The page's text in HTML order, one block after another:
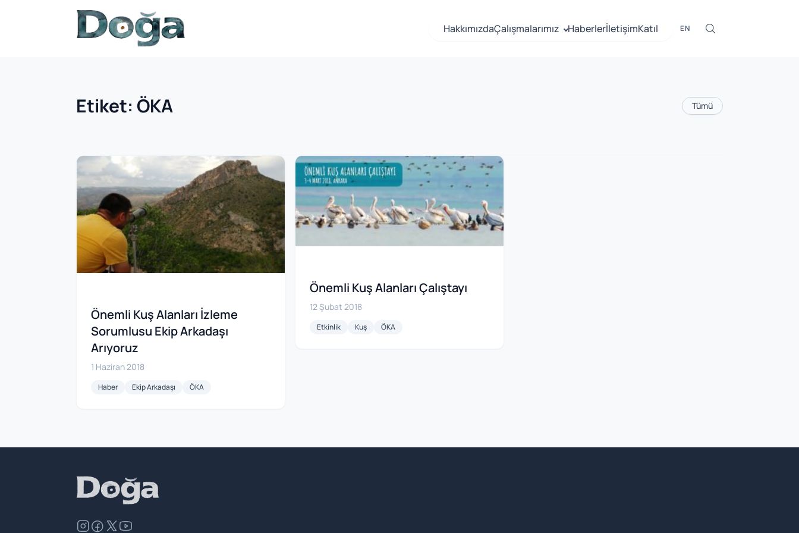
HakkımızdaÇalışmalarımız HaberlerİletişimKatıl EN
Etiket: ÖKA Tümü
Önemli Kuş Alanları İzleme
Sorumlusu Ekip Arkadaşı
Arıyoruz
1 Haziran 2018
Haber Ekip Arkadaşı ÖKA
Önemli Kuş Alanları Çalıştayı
12 Şubat 2018
Etkinlik Kuş ÖKA